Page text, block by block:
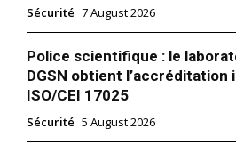
Sécurité 7 August 2026
Police scientifique : le
DGSN obtient l’accréditation
ISO/CEI 17025
Sécurité 5 August 2026